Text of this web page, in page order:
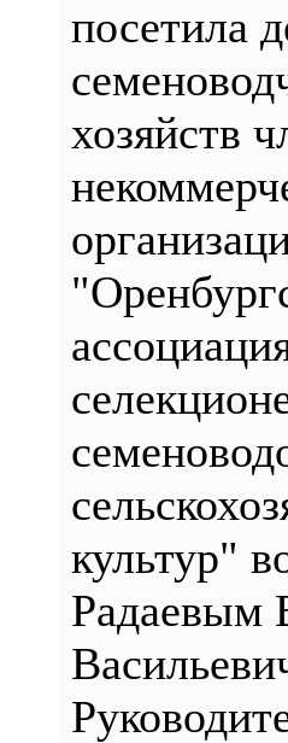
посетила
хозяйств
культур"
Радаевым